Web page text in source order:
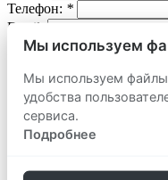
Телефон: *
Email:
Я согласен на
Отправить
Оставить заявку
продать
Вид объекта:
Мы используем
Мы используем файлы
удобства
сервиса.
Подробнее